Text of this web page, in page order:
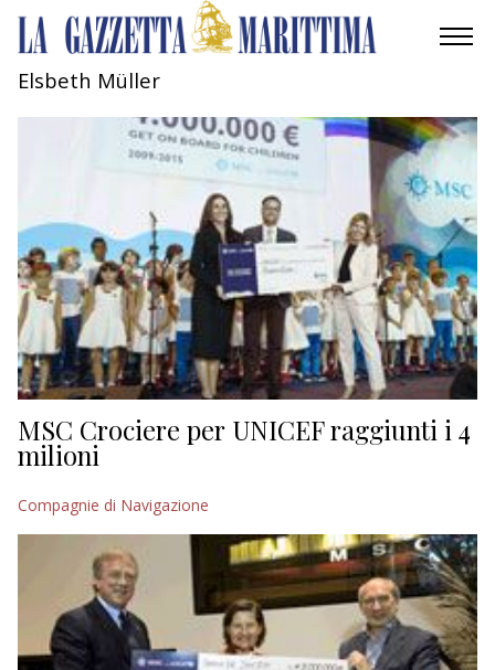
RICERCA
ECONOMIA
TURISMO
CULTURA
EDITORIALI
Elsbeth Müller
MSC Crociere per UNICEF raggiunti i 4
milioni
Compagnie di Navigazione